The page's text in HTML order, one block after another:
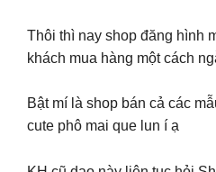
Thôi thì nay shop đăng hình
khách mua hàng một cách
Bật mí là shop bán cả các
cute phô mai que lun í ạ